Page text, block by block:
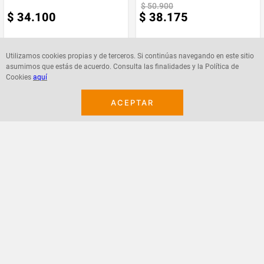
Utilizamos cookies propias y de terceros. Si continúas navegando en este sitio
asumimos que estás de acuerdo. Consulta las finalidades y la Política de
Cookies aquí
ACEPTAR
$ 34.100
$50.900
$ 38.175